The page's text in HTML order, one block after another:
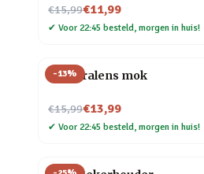
€15,99
Nu voor€11,99
✔ Voor 22:45 besteld, morgen in huis!
-13%
Cameralens mok
€15,99
Nu voor€13,99
✔ Voor 22:45 besteld, morgen in huis!